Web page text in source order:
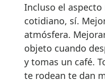
Incluso el
cotidiano, sí.
atmósfera.
objeto cuando
y tomas un café.
te rodean te dan